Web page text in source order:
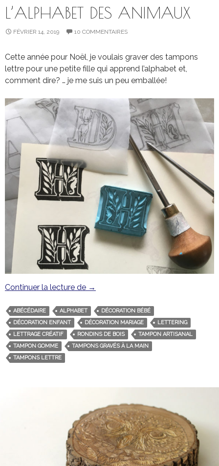
L’ALPHABET DES ANIMAUX
FÉVRIER 14, 2019 10 COMMENTAIRES
Cette année pour Noël, je voulais graver des tampons
lettre pour une petite fille qui apprend l’alphabet et,
comment dire? … je me suis un peu emballée!
Continuer la lecture de L’alphabet des animaux
→
ABÉCÉDAIRE ALPHABET
DÉCORATION BÉBÉ
DÉCORATION ENFANT
DÉCORATION MARIAGE
LETTERING
LETTRAGE CRÉATIF
RONDINS DE BOIS
TAMPON ARTISANAL
TAMPON GOMME
TAMPONS GRAVÉS À LA MAIN
TAMPONS LETTRE